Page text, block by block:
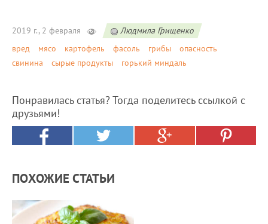
2019 г., 2 февраля
Людмила Грищенко
вред
мясо картофель фасоль грибы
опасность
свинина
сырые продукты горький миндаль
Понравилась статья? Тогда поделитесь ссылкой с
друзьями!
ПОХОЖИЕ СТАТЬИ